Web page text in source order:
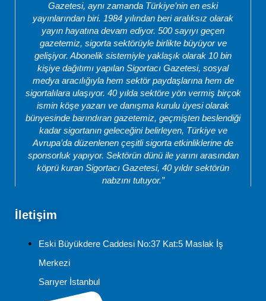
Gazetesi, aynı zamanda Türkiye’nin en eski
yayınlarından biri. 1984 yılından beri aralıksız olarak
yayın hayatına devam ediyor. 500 sayıyı geçen
gazetemiz, sigorta sektörüyle birlikte büyüyor ve
gelişiyor. Abonelik sistemiyle yaklaşık olarak 10 bin
kişiye dağıtımı yapılan Sigortacı Gazetesi, sosyal
medya aracılığıyla hem sektör paydaşlarına hem de
sigortalılara ulaşıyor. 40 yılda sektöre yön vermiş birçok
ismin köşe yazarı ve danışma kurulu üyesi olarak
bünyesinde barındıran gazetemiz, geçmişten beslendiği
kadar sigortanın geleceğini belirleyen, Türkiye ve
Avrupa’da düzenlenen çeşitli sigorta etkinliklerine de
sponsorluk yapıyor. Sektörün dünü ile yarını arasından
köprü kuran Sigortacı Gazetesi, 40 yıldır sektörün
nabzını tutuyor.”
İletişim
Eski Büyükdere Caddesi No:37 Kat:5 Maslak İş
Merkezi
Sarıyer İstanbul